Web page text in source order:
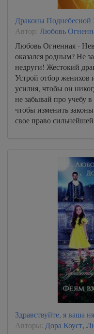
Драконы Поднебесной
Автор: Любовь
Любовь Огненная -
оказался родным? Не
недруги! Жестокий
Устрой отбор женихов
усилия, чтобы он
не забывай про учебу
чтобы изменить
свое право
Здравствуйте, я ваша
Авторы: Дора Коуст,